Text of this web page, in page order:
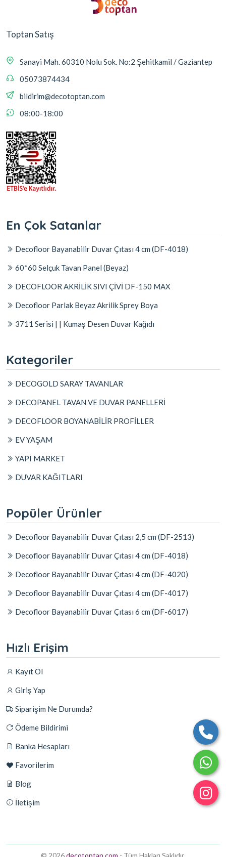
Toptan Satış
Sanayi Mah. 60310 Nolu Sok. No:2 Şehitkamil / Gaziantep
05073874434
bildirim@decotoptan.com
08:00-18:00
En Çok Satanlar
Decofloor Bayanabilir Duvar Çıtası 4 cm (DF-4018)
60*60 Selçuk Tavan Panel (Beyaz)
DECOFLOOR AKRİLİK SIVI ÇİVİ DF-150 MAX
Decofloor Parlak Beyaz Akrilik Sprey Boya
3711 Serisi | | Kumaş Desen Duvar Kağıdı
Kategoriler
DECOGOLD SARAY TAVANLAR
DECOPANEL TAVAN VE DUVAR PANELLERİ
DECOFLOOR BOYANABİLİR PROFİLLER
EV YAŞAM
YAPI MARKET
DUVAR KAĞITLARI
Popüler Ürünler
Decofloor Bayanabilir Duvar Çıtası 2,5 cm (DF-2513)
Decofloor Bayanabilir Duvar Çıtası 4 cm (DF-4018)
Decofloor Bayanabilir Duvar Çıtası 4 cm (DF-4020)
Decofloor Bayanabilir Duvar Çıtası 4 cm (DF-4017)
Decofloor Bayanabilir Duvar Çıtası 6 cm (DF-6017)
Hızlı Erişim
Kayıt Ol
Giriş Yap
Siparişim Ne Durumda?
Ödeme Bildirimi
Banka Hesapları
Favorilerim
Blog
İletişim